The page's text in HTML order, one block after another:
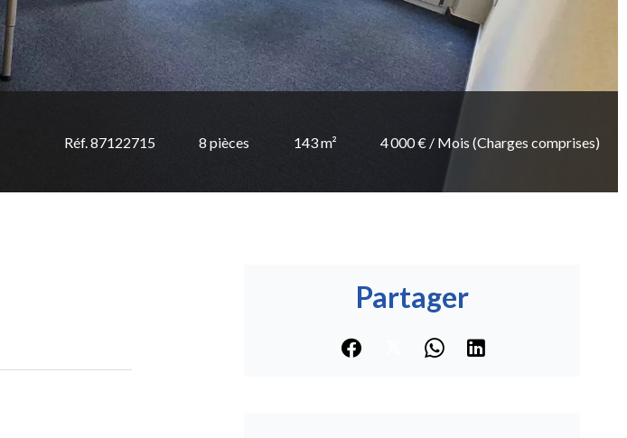
Réf. 87122715 8 pièces 143 m² 4 000 € / Mois (Charges comprises)
Partager